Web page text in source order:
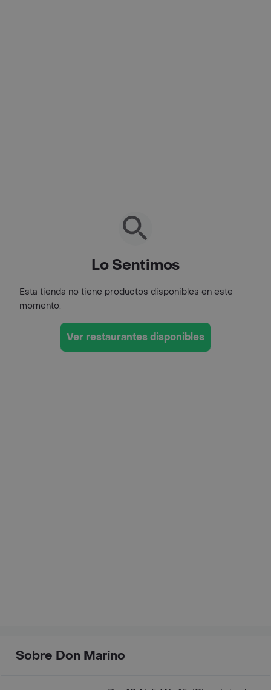
Lo Sentimos
Esta tienda no tiene productos disponibles en este
momento.
Ver restaurantes disponibles
Sobre Don Marino